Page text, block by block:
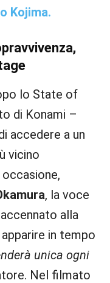
Kojima.
lo State of
di Konami –
accedere a un
vicino
occasione,
, la voce
alla
in tempo
unica ogni
Nel filmato